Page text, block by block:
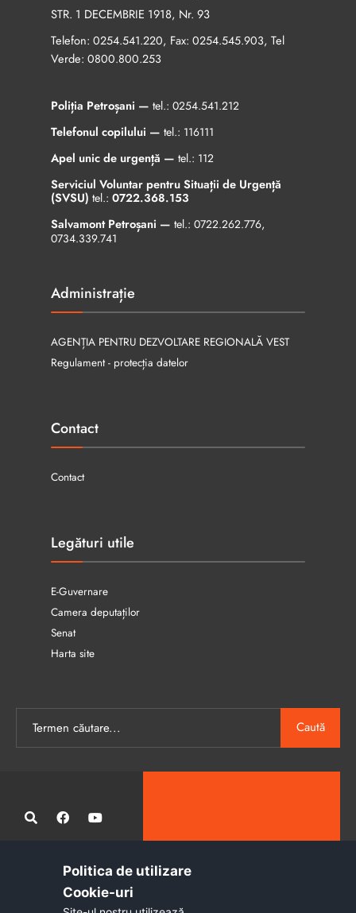
STR. 1 DECEMBRIE 1918, Nr. 93
Telefon: 0254.541.220, Fax: 0254.545.903, Tel
Verde: 0800.800.253
Poliția Petroșani — tel.: 0254.541.212
Telefonul copilului — tel.: 116111
Apel unic de urgență — tel.: 112
Serviciul Voluntar pentru Situații de Urgență
(SVSU) tel.: 0722.368.153
Salvamont Petroșani — tel.: 0722.262.776,
0734.339.741
Administrație
AGENȚIA PENTRU DEZVOLTARE REGIONALĂ VEST
Regulament - protecția datelor
Contact
Contact
Legături utile
E-Guvernare
Camera deputaților
Senat
Harta site
Caută
Administrația publică locală informatizată, calitativă și accesibilă
Politica de utilizare
Cookie-uri‎